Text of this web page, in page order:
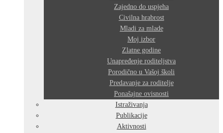
Zajedno do uspjeha
Civilna hrabrost
Mladi za mlade
Moj izbor
Zlatne godine
Unapređenje roditeljstva
Porodično u Vašoj školi
Predavanje za roditelje
Ponašajne ovisnosti
Istraživanja
Publikacije
Aktivnosti